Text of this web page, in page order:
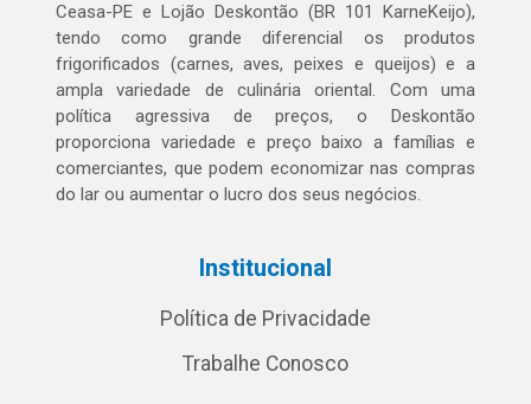
Ceasa-PE e Lojão Deskontão (BR 101 KarneKeijo),
tendo como grande diferencial os produtos
frigorificados (carnes, aves, peixes e queijos) e a
ampla variedade de culinária oriental. Com uma
política agressiva de preços, o Deskontão
proporciona variedade e preço baixo a famílias e
comerciantes, que podem economizar nas compras
do lar ou aumentar o lucro dos seus negócios.
Institucional
Política de Privacidade
Trabalhe Conosco